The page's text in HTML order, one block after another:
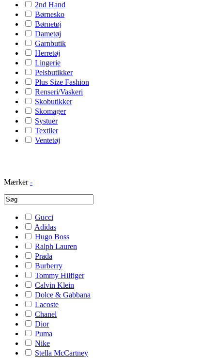
2nd Hand
Børnesko
Børnetøj
Dametøj
Garnbutik
Herretøj
Lingerie
Pelsbutikker
Plus Size Fashion
Renseri/Vaskeri
Skobutikker
Skomager
Systuer
Textiler
Ventetøj
Mærker -
Gucci
Adidas
Hugo Boss
Ralph Lauren
Prada
Burberry
Tommy Hilfiger
Calvin Klein
Dolce & Gabbana
Lacoste
Chanel
Dior
Puma
Nike
Stella McCartney